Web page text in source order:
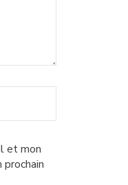
et mon